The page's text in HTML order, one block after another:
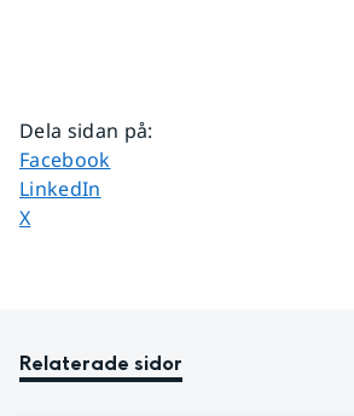
Dela sidan på:
Dela sidan på
Facebook
Dela sidan på
LinkedIn
Dela sidan på
X
Relaterade sidor